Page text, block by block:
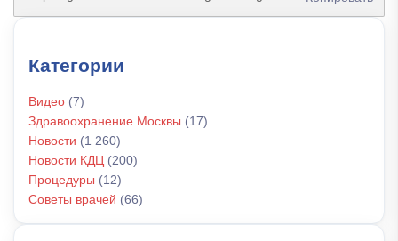
Категории
Видео (7)
Здравоохранение Москвы (17)
Новости (1 260)
Новости КДЦ (200)
Процедуры (12)
Советы врачей (66)